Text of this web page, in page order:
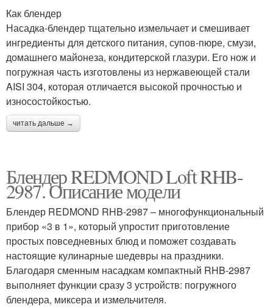
Как блендер
Насадка-блендер тщательно измельчает и смешивает
ингредиенты для детского питания, супов-пюре, смузи,
домашнего майонеза, кондитерской глазури. Его нож и
погружная часть изготовлены из нержавеющей стали
AISI 304, которая отличается высокой прочностью и
износостойкостью.
читать дальше →
Блендер REDMOND Loft RHB-
2987. Описание модели
Блендер REDMOND RHB-2987 – многофункциональный
прибор «3 в 1», который упростит приготовление
простых повседневных блюд и поможет создавать
настоящие кулинарные шедевры на праздники.
Благодаря сменным насадкам компактный RHB-2987
выполняет функции сразу 3 устройств: погружного
блендера, миксера и измельчителя.